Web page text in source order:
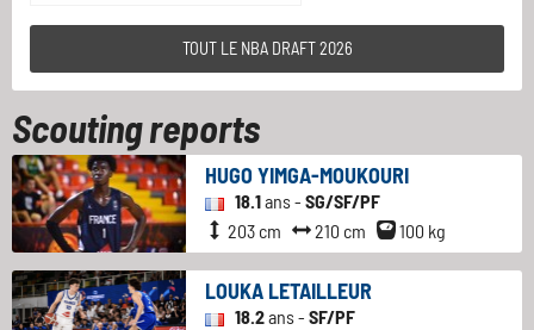
TOUT LE NBA DRAFT 2026
Scouting reports
HUGO YIMGA-MOUKOURI
18.1ans - SG/SF/PF
203 cm
210 cm 100 kg
LOUKA LETAILLEUR
18.2ans - SF/PF